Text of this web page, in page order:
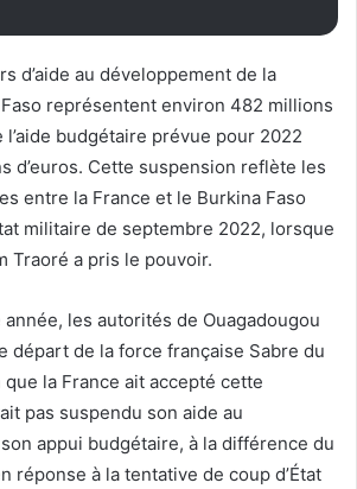
d’aide au développement de la
représentent environ 482 millions
l’aide budgétaire prévue pour 2022
d’euros. Cette suspension reflète les
entre la France et le Burkina Faso
militaire de septembre 2022, lorsque
Traoré a pris le pouvoir.
les autorités de Ouagadougou
départ de la force française Sabre du
que la France ait accepté cette
pas suspendu son aide au
appui budgétaire, à la différence du
réponse à la tentative de coup d’État